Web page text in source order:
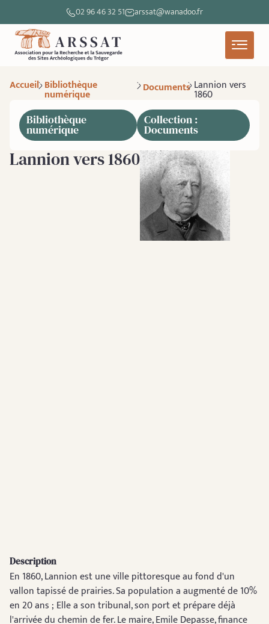
02 96 46 32 51 arssat@wanadoo.fr
Accueil Bibliothèque
numérique Documents Lannion vers
1860
Bibliothèque
numérique
Collection :
Documents
Lannion vers 1860
Description
En 1860, Lannion est une ville pittoresque au fond d'un
vallon tapissé de prairies. Sa population a augmenté de 10%
en 20 ans ; Elle a son tribunal, son port et prépare déjà
l'arrivée du chemin de fer. Le maire, Emile Depasse, finance